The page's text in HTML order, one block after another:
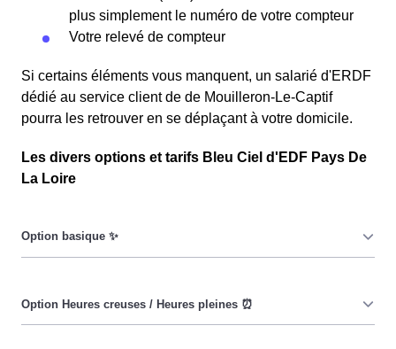
plus simplement le numéro de votre compteur
Votre relevé de compteur
Si certains éléments vous manquent, un salarié d'ERDF
dédié au service client de de Mouilleron-Le-Captif
pourra les retrouver en se déplaçant à votre domicile.
Les divers options et tarifs Bleu Ciel d'EDF Pays De
La Loire
date, ni de l'heure, que ce soit en à Mouilleron-Le-Captif
ou ailleurs. 💡